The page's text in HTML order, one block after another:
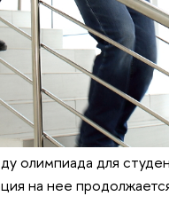
олимпиада для
на нее